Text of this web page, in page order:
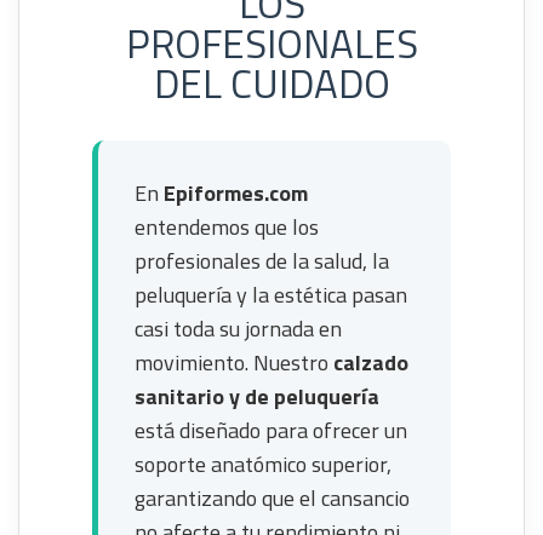
PROFESIONALES
DEL CUIDADO
En Epiformes.com
entendemos que los
profesionales de la salud, la
peluquería y la estética pasan
casi toda su jornada en
movimiento. Nuestro calzado
sanitario y de peluquería
está diseñado para ofrecer un
soporte anatómico superior,
garantizando que el cansancio